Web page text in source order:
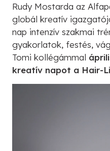
Rudy Mostarda az
globál kreatív
nap intenzív szakmai
gyakorlatok, festés,
Tomi kollégámmal
kreatív napot a Hair-